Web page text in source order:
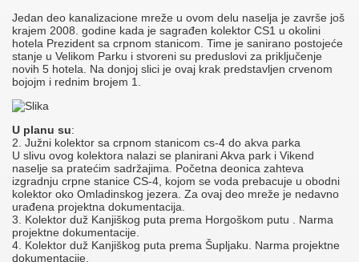
Jedan deo kanalizacione mreže u ovom delu naselja je završe još
krajem 2008. godine kada je sagrađen kolektor CS1 u okolini
hotela Prezident sa crpnom stanicom. Time je sanirano postojeće
stanje u Velikom Parku i stvoreni su preduslovi za priključenje
novih 5 hotela. Na donjoj slici je ovaj krak predstavljen crvenom
bojojm i rednim brojem 1.
U planu su:
2. Južni kolektor sa crpnom stanicom cs-4 do akva parka
U slivu ovog kolektora nalazi se planirani Akva park i Vikend
naselje sa pratećim sadržajima. Početna deonica zahteva
izgradnju crpne stanice CS-4, kojom se voda prebacuje u obodni
kolektor oko Omladinskog jezera. Za ovaj deo mreže je nedavno
urađena projektna dokumentacija.
3. Kolektor duž Kanjiškog puta prema Horgoškom putu . Narma
projektne dokumentacije.
4. Kolektor duž Kanjiškog puta prema Šupljaku. Narma projektne
dokumentacije.